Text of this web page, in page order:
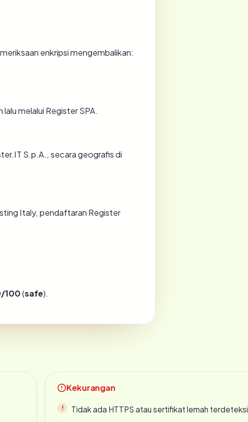
enkripsi mengembalikan:
melalui Register SPA.
S.p.A., secara geografis di
Italy, pendaftaran Register
100(safe).
Kekurangan
Tidak ada HTTPS atau sertifikat lemah terdeteksi